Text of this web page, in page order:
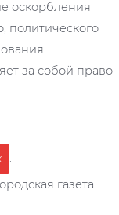
оскорбления
политического
за собой право
.
газета